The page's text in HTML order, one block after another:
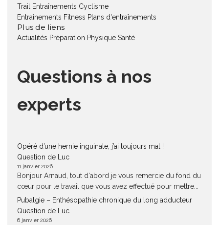
Trail
Entraînements Cyclisme
Entraînements Fitness Plans d'entraînements
Plus de liens
Actualités Préparation Physique Santé
Questions à nos
experts
Opéré d’une hernie inguinale, j’ai toujours mal !
Question de Luc
11 janvier 2026
Bonjour Arnaud, tout d'abord je vous remercie du fond du
cœur pour le travail que vous avez effectué pour mettre...
Pubalgie – Enthésopathie chronique du long adducteur
Question de Luc
6 janvier 2026